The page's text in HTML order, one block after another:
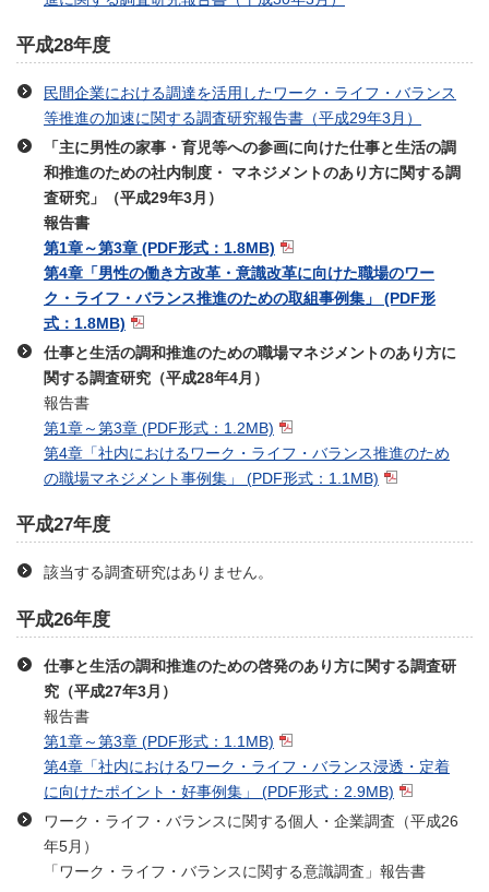
平成28年度
民間企業における調達を活用したワーク・ライフ・バランス
等推進の加速に関する調査研究報告書（平成29年3月）
「主に男性の家事・育児等への参画に向けた仕事と生活の調
和推進のための社内制度・ マネジメントのあり方に関する調
査研究」（平成29年3月）
報告書
第1章～第3章 (PDF形式：1.8MB)
第4章「男性の働き方改革・意識改革に向けた職場のワー
ク・ライフ・バランス推進のための取組事例集」 (PDF形
式：1.8MB)
仕事と生活の調和推進のための職場マネジメントのあり方に
関する調査研究（平成28年4月）
報告書
第1章～第3章 (PDF形式：1.2MB)
第4章「社内におけるワーク・ライフ・バランス推進のため
の職場マネジメント事例集」 (PDF形式：1.1MB)
平成27年度
該当する調査研究はありません。
平成26年度
仕事と生活の調和推進のための啓発のあり方に関する調査研
究（平成27年3月）
報告書
第1章～第3章 (PDF形式：1.1MB)
第4章「社内におけるワーク・ライフ・バランス浸透・定着
に向けたポイント・好事例集」 (PDF形式：2.9MB)
ワーク・ライフ・バランスに関する個人・企業調査（平成26
年5月）
「ワーク・ライフ・バランスに関する意識調査」報告書